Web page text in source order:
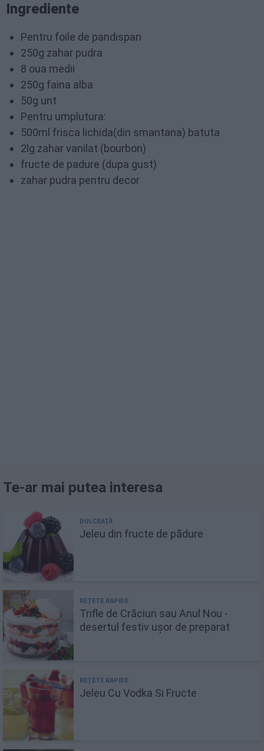
Ingrediente
Pentru foile de pandispan
250g zahar pudra
8 oua medii
250g faina alba
50g unt
Pentru umplutura:
500ml frisca lichida(din smantana) batuta
2lg zahar vanilat (bourbon)
fructe de padure (dupa gust)
zahar pudra pentru decor
Te-ar mai putea interesa
Jeleu din fructe de pădure
Trifle de Crăciun sau Anul Nou -
desertul festiv ușor de preparat
Jeleu Cu Vodka Si Fructe